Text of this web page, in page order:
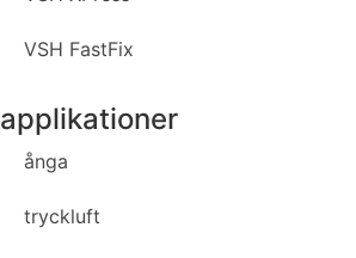
VSH FastFix
applikationer
ånga
tryckluft